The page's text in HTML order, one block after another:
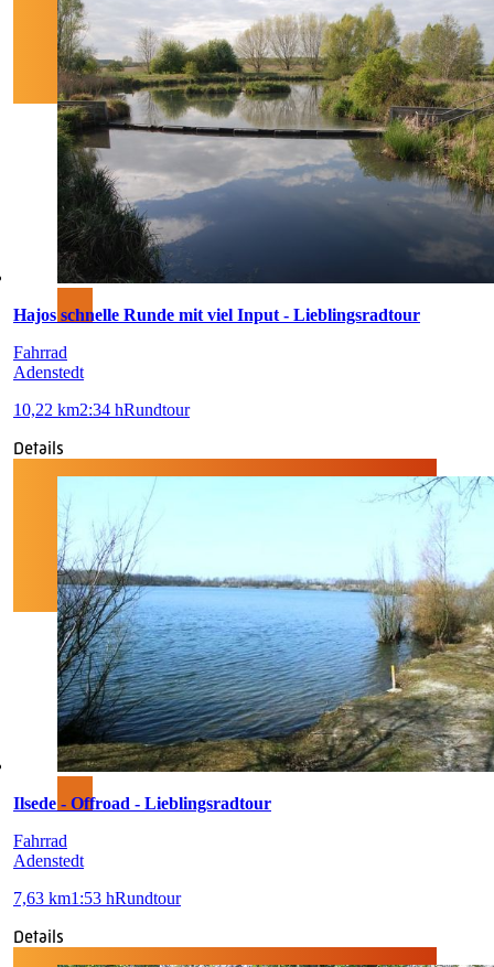
Hajos schnelle Runde mit viel Input - Lieblingsradtour
Fahrrad
Adenstedt
10,22 km2:34 hRundtour
Details
Ilsede - Offroad - Lieblingsradtour
Fahrrad
Adenstedt
7,63 km1:53 hRundtour
Details